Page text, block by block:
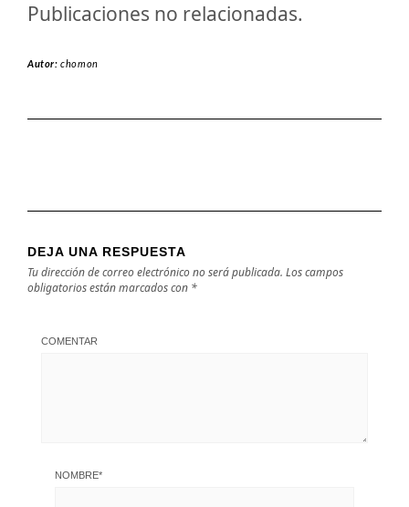
Publicaciones no relacionadas.
Autor:chomon
DEJA UNA RESPUESTA
Tu dirección de correo electrónico no será publicada. Los campos
obligatorios están marcados con *
COMENTAR
NOMBRE*